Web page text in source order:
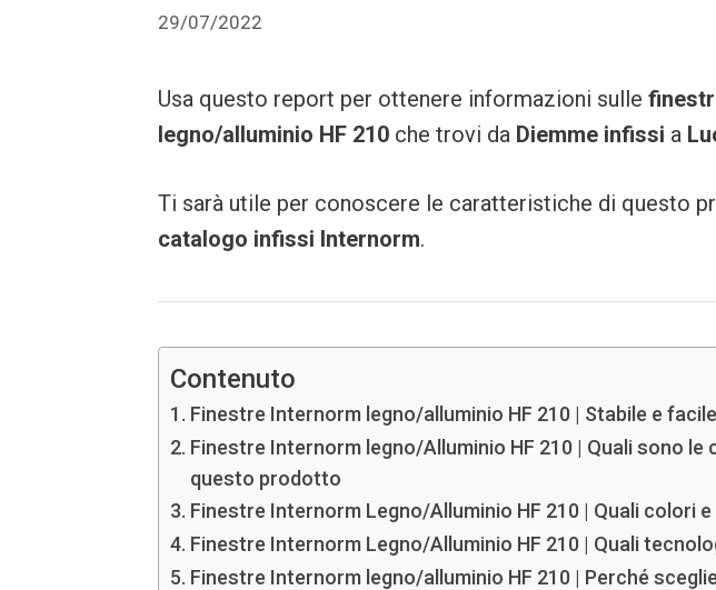
29/07/2022
Usa questo report per ottenere informazioni sulle
legno/alluminio HF 210 che trovi da Diemme infissi a
Ti sarà utile per conoscere le caratteristiche di questo
catalogo infissi Internorm.
Contenuto
Finestre Internorm legno/alluminio HF 210 | Stabile e
Finestre Internorm legno/Alluminio HF 210 | Quali sono
questo prodotto
Finestre Internorm Legno/Alluminio HF 210 | Quali colori
Finestre Internorm Legno/Alluminio HF 210 | Quali
Finestre Internorm legno/alluminio HF 210 | Perché